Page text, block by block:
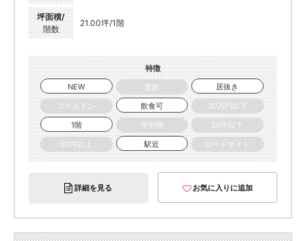
坪面積/
階数
21.00坪/1階
特徴
NEW
更新
居抜き
スケルトン
飲食可
30万円以下
1階
空中階
20坪以下
50坪以上
駅近 ロードサイド
詳細を見る お気に入りに追加